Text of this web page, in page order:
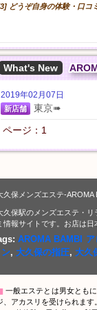
どうぞ自身の体験・口コ
What's New
2019年02月07日
新店舗
東京➠
ページ：1
久保メンズエステ-AROMA
久保駅のメンズエステ・
情報サイトです。お店は日
AROMA BAMBI ア
, 大久保の指圧, 大久
一般エステとは男女とも
、アカスリを受けられます。